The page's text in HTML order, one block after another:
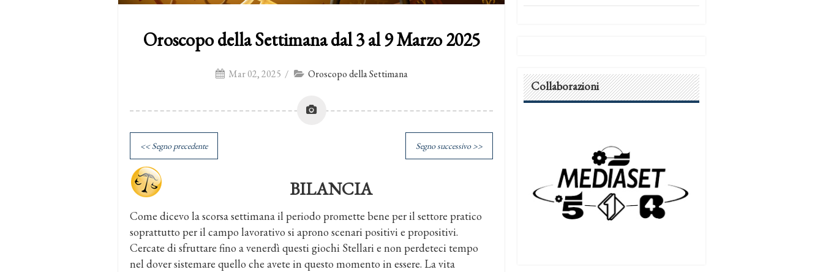
Oroscopo della Settimana dal 3 al 9 Marzo 2025
Mar 02, 2025 / Oroscopo della Settimana
<< Segno precedente Segno successivo >>
BILANCIA
Come dicevo la scorsa settimana il periodo promette bene per il settore pratico
soprattutto per il campo lavorativo si aprono scenari positivi e propositivi.
Cercate di sfruttare fino a venerdì questi giochi Stellari e non perdeteci tempo
nel dover sistemare quello che avete in questo momento in essere. La vita
Collaborazioni